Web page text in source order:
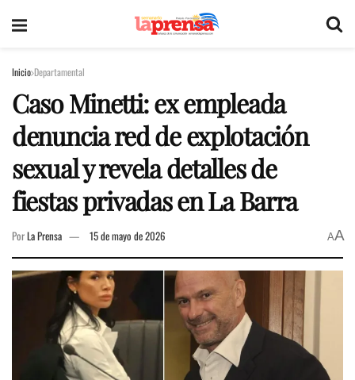
Inicio Departamental
Caso Minetti: ex empleada
denuncia red de explotación
sexual y revela detalles de
fiestas privadas en La Barra
PorLa Prensa 15 de mayo de 2026 AA